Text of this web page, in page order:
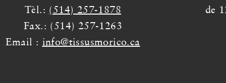
Tèl.: (514) 257-1878
Fax.: (514) 257-1263
Email : info@tissusmorico.ca
de